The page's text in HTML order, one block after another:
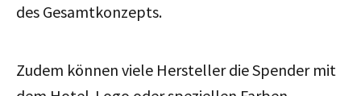
des Gesamtkonzepts.
Zudem können viele Hersteller die Spender mit